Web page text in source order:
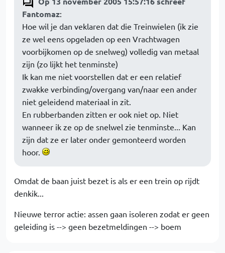
Fantomaz:
Hoe wil je dan veklaren dat die Treinwielen (ik zie
ze wel eens opgeladen op een Vrachtwagen
voorbijkomen op de snelweg) volledig van metaal
zijn (zo lijkt het tenminste)
Ik kan me niet voorstellen dat er een relatief
zwakke verbinding/overgang van/naar een ander
niet geleidend materiaal in zit.
En rubberbanden zitten er ook niet op. Niet
wanneer ik ze op de snelwel zie tenminste... Kan
zijn dat ze er later onder gemonteerd worden
hoor.
Omdat de baan juist bezet is als er een trein op rijdt
denkik...
Nieuwe terror actie: assen gaan isoleren zodat er geen
geleiding is --> geen bezetmeldingen --> boem